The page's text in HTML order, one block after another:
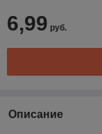
6,99 руб.
Описание